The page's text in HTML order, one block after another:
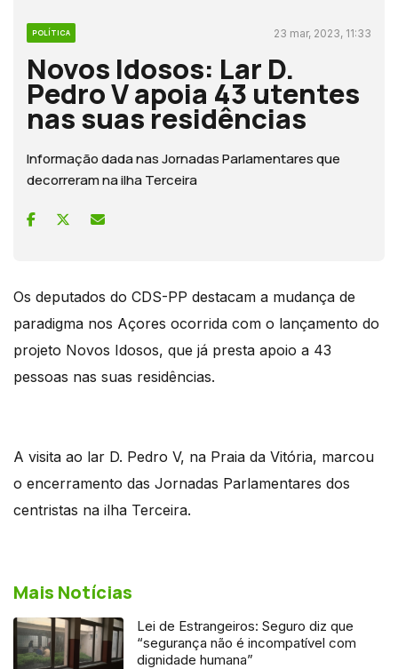
POLÍTICA 23 mar, 2023, 11:33
Novos Idosos: Lar D.
Pedro V apoia 43 utentes
nas suas residências
Informação dada nas Jornadas Parlamentares que
decorreram na ilha Terceira
Os deputados do CDS-PP destacam a mudança de
paradigma nos Açores ocorrida com o lançamento do
projeto Novos Idosos, que já presta apoio a 43
pessoas nas suas residências.
A visita ao lar D. Pedro V, na Praia da Vitória, marcou
o encerramento das Jornadas Parlamentares dos
centristas na ilha Terceira.
Mais Notícias
Lei de Estrangeiros: Seguro diz que
“segurança não é incompatível com
dignidade humana”